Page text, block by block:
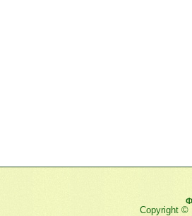
Copyright ©